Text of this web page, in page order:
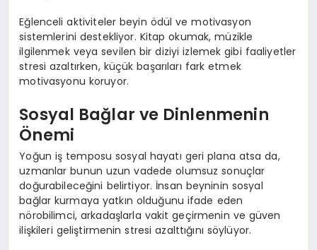
Eğlenceli aktiviteler beyin ödül ve motivasyon
sistemlerini destekliyor. Kitap okumak, müzikle
ilgilenmek veya sevilen bir diziyi izlemek gibi faaliyetler
stresi azaltırken, küçük başarıları fark etmek
motivasyonu koruyor.
Sosyal Bağlar ve Dinlenmenin
Önemi
Yoğun iş temposu sosyal hayatı geri plana atsa da,
uzmanlar bunun uzun vadede olumsuz sonuçlar
doğurabileceğini belirtiyor. İnsan beyninin sosyal
bağlar kurmaya yatkın olduğunu ifade eden
nörobilimci, arkadaşlarla vakit geçirmenin ve güven
ilişkileri geliştirmenin stresi azalttığını söylüyor.